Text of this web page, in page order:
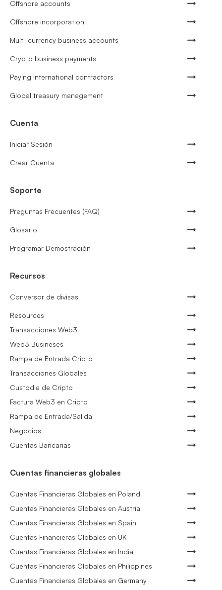
Offshore accounts
Offshore incorporation
Multi-currency business accounts
Crypto business payments
Paying international contractors
Global treasury management
Cuenta
Iniciar Sesión
Crear Cuenta
Soporte
Preguntas Frecuentes (FAQ)
Glosario
Programar Demostración
Recursos
Conversor de divisas
Resources
Transacciones Web3
Web3 Busineses
Rampa de Entrada Cripto
Transacciones Globales
Custodia de Cripto
Factura Web3 en Cripto
Rampa de Entrada/Salida
Negocios
Cuentas Bancarias
Cuentas financieras globales
Cuentas Financieras Globales en Poland
Cuentas Financieras Globales en Austria
Cuentas Financieras Globales en Spain
Cuentas Financieras Globales en UK
Cuentas Financieras Globales en India
Cuentas Financieras Globales en Philippines
Cuentas Financieras Globales en Germany